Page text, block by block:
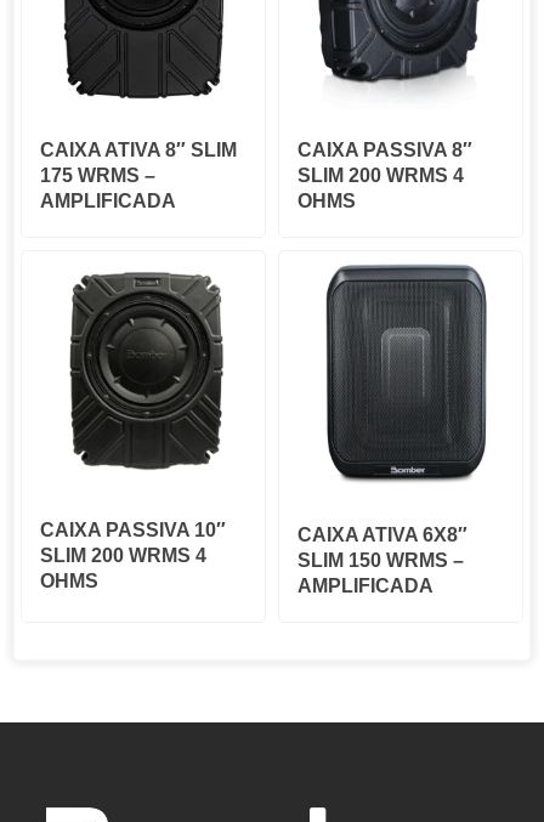
CAIXA ATIVA 8″ SLIM
175 WRMS –
AMPLIFICADA
CAIXA PASSIVA 8″
SLIM 200 WRMS 4
OHMS
CAIXA PASSIVA 10″
SLIM 200 WRMS 4
OHMS
CAIXA ATIVA 6X8″
SLIM 150 WRMS –
AMPLIFICADA